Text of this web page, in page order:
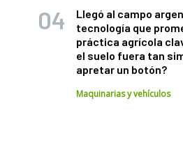
Llegó al campo
tecnología que
práctica agrícola
el suelo fuera tan
apretar un botón?
Maquinarias y vehículos